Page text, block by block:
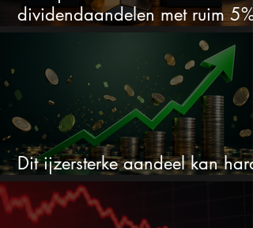
dividendaandelen met ruim 5%
Dit ijzersterke aandeel kan hard
stijgen maar bijna niemand kijkt